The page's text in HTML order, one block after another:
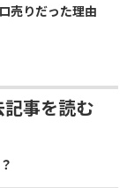
売りだった理由
記事を読む